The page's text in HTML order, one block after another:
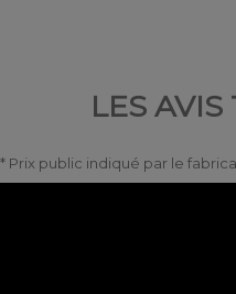
LES
* Prix public indiqué par le